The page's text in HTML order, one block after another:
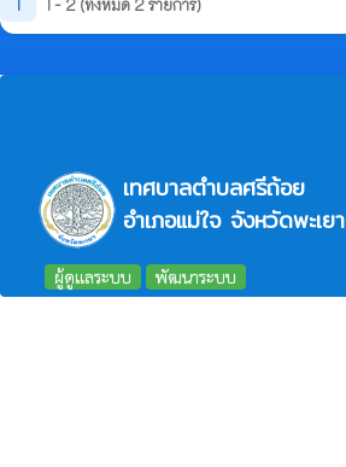
เทศบาลตำบลศรีถ้อย
อำเภอแม่ใจ จังหวัดพะเยา
ผู้ดูแลระบบ พัฒนาระบบ